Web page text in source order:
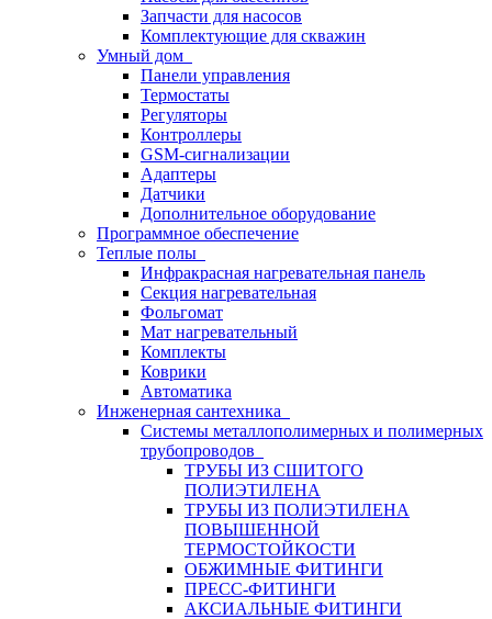
Запчасти для насосов
Комплектующие для скважин
Умный дом
Панели управления
Термостаты
Регуляторы
Контроллеры
GSM-сигнализации
Адаптеры
Датчики
Дополнительное оборудование
Программное обеспечение
Теплые полы
Инфракрасная нагревательная панель
Секция нагревательная
Фольгомат
Мат нагревательный
Комплекты
Коврики
Автоматика
Инженерная сантехника
Системы металлополимерных и полимерных
трубопроводов
ТРУБЫ ИЗ СШИТОГО
ПОЛИЭТИЛЕНА
ТРУБЫ ИЗ ПОЛИЭТИЛЕНА
ПОВЫШЕННОЙ
ТЕРМОСТОЙКОСТИ
ОБЖИМНЫЕ ФИТИНГИ
ПРЕСС-ФИТИНГИ
АКСИАЛЬНЫЕ ФИТИНГИ